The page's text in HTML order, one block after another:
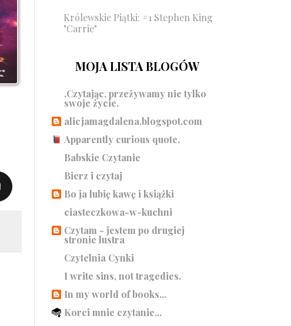
Królewskie Piątki: #1 Stephen King
"Carrie"
MOJA LISTA BLOGÓW
.Czytając, przeżywamy nie tylko
swoje życie.
alicjamagdalena.blogspot.com
Apparently curious quote.
Babskie Czytanie
Bierz i czytaj
Bo ja lubię kawę i książki
ciasteczkowa-w-kuchni
Czytam - jestem po drugiej
stronie lustra
Czytelnia Cynki
I write sins, not tragedies.
In my world of books...
Korci mnie czytanie...